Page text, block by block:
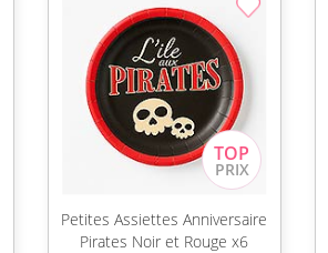
Petites Assiettes Anniversaire
Pirates Noir et Rouge x6